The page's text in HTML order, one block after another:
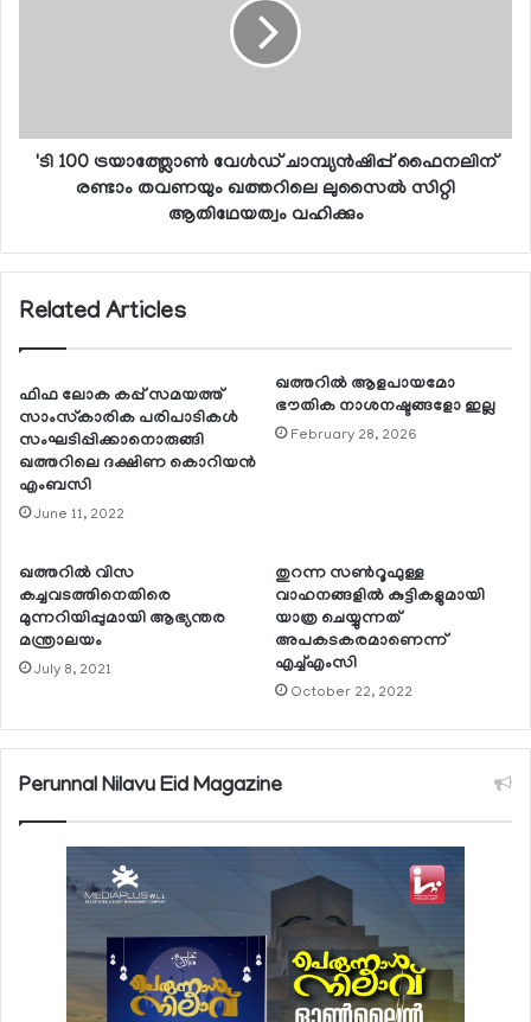
'ടി 100 ട്രയാത്ത്ലോണ്‍ വേള്‍ഡ് ചാമ്പ്യന്‍ഷിപ്പ് ഫൈനലിന്
രണ്ടാം തവണയും ഖത്തറിലെ ലുസൈല്‍ സിറ്റി
ആതിഥേയത്വം വഹിക്കും
Related Articles
ഫിഫ ലോക കപ്പ് സമയത്ത്
സാംസ്‌കാരിക പരിപാടികള്‍
സംഘടിപ്പിക്കാനൊരുങ്ങി
ഖത്തറിലെ ദക്ഷിണ കൊറിയന്‍
എംബസി
June 11, 2022
ഖത്തറില്‍ ആളപായമോ
ഭൗതിക നാശനഷ്ടങ്ങളോ ഇല്ല
February 28, 2026
ഖത്തറില്‍ വിസ
കച്ചവടത്തിനെതിരെ
മുന്നറിയിപ്പുമായി ആഭ്യന്തര
മന്ത്രാലയം
July 8, 2021
തുറന്ന സണ്‍റൂഫുള്ള
വാഹനങ്ങളില്‍ കുട്ടികളുമായി
യാത്ര ചെയ്യുന്നത്
അപകടകരമാണെന്ന്
എച്ച്എംസി
October 22, 2022
Perunnal Nilavu Eid Magazine